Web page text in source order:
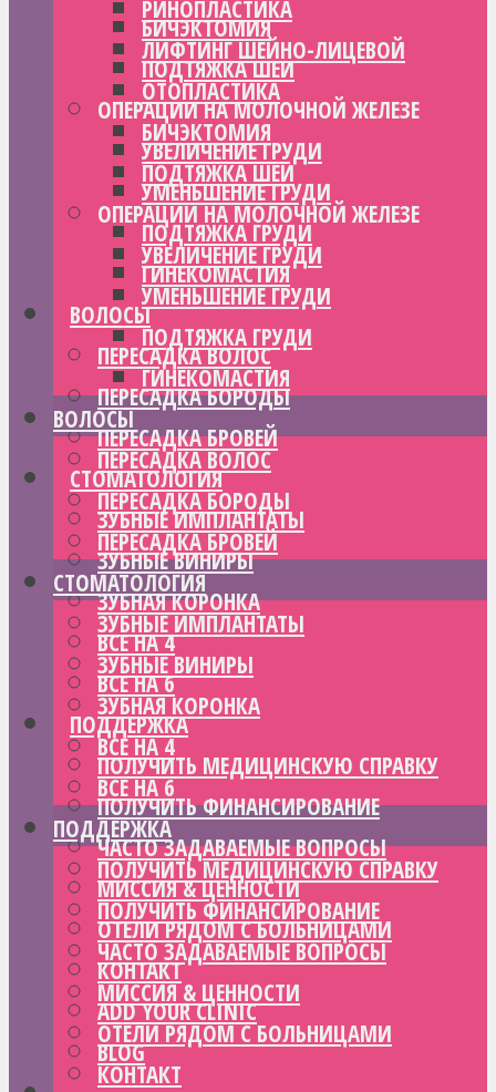
БИЧЭКТОМИЯ
ПОДТЯЖКА ШЕИ
ОПЕРАЦИИ НА МОЛОЧНОЙ ЖЕЛЕЗЕ
УВЕЛИЧЕНИЕ ГРУДИ
УМЕНЬШЕНИЕ ГРУДИ
ПОДТЯЖКА ГРУДИ
ГИНЕКОМАСТИЯ
ВОЛОСЫ
ПЕРЕСАДКА ВОЛОС
ПЕРЕСАДКА БОРОДЫ
ПЕРЕСАДКА БРОВЕЙ
СТОМАТОЛОГИЯ
ЗУБНЫЕ ИМПЛАНТАТЫ
ЗУБНЫЕ ВИНИРЫ
ЗУБНАЯ КОРОНКА
ВСЕ НА 4
ВСЕ НА 6
ПОДДЕРЖКА
ПОЛУЧИТЬ МЕДИЦИНСКУЮ СПРАВКУ
ПОЛУЧИТЬ ФИНАНСИРОВАНИЕ
ЧАСТО ЗАДАВАЕМЫЕ ВОПРОСЫ
МИССИЯ & ЦЕННОСТИ
ОТЕЛИ РЯДОМ С БОЛЬНИЦАМИ
КОНТАКТ
ADD YOUR CLINIC
BLOG
РИНОПЛАСТИКА
ЛИФТИНГ ШЕЙНО-ЛИЦЕВОЙ
ОТОПЛАСТИКА
БИЧЭКТОМИЯ
ПОДТЯЖКА ШЕИ
ОПЕРАЦИИ НА МОЛОЧНОЙ ЖЕЛЕЗЕ
УВЕЛИЧЕНИЕ ГРУДИ
УМЕНЬШЕНИЕ ГРУДИ
ПОДТЯЖКА ГРУДИ
ГИНЕКОМАСТИЯ
ВОЛОСЫ
ПЕРЕСАДКА ВОЛОС
ПЕРЕСАДКА БОРОДЫ
ПЕРЕСАДКА БРОВЕЙ
СТОМАТОЛОГИЯ
ЗУБНЫЕ ИМПЛАНТАТЫ
ЗУБНЫЕ ВИНИРЫ
ЗУБНАЯ КОРОНКА
ВСЕ НА 4
ВСЕ НА 6
ПОДДЕРЖКА
ПОЛУЧИТЬ МЕДИЦИНСКУЮ СПРАВКУ
ПОЛУЧИТЬ ФИНАНСИРОВАНИЕ
ЧАСТО ЗАДАВАЕМЫЕ ВОПРОСЫ
МИССИЯ & ЦЕННОСТИ
ОТЕЛИ РЯДОМ С БОЛЬНИЦАМИ
КОНТАКТ